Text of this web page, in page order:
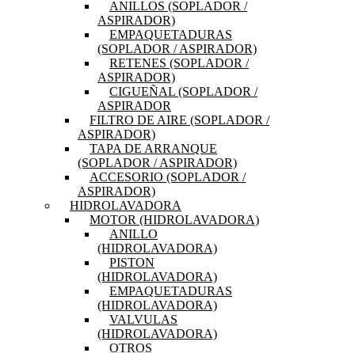
ANILLOS (SOPLADOR /
ASPIRADOR)
EMPAQUETADURAS
(SOPLADOR / ASPIRADOR)
RETENES (SOPLADOR /
ASPIRADOR)
CIGUEÑAL (SOPLADOR /
ASPIRADOR
FILTRO DE AIRE (SOPLADOR /
ASPIRADOR)
TAPA DE ARRANQUE
(SOPLADOR / ASPIRADOR)
ACCESORIO (SOPLADOR /
ASPIRADOR)
HIDROLAVADORA
MOTOR (HIDROLAVADORA)
ANILLO
(HIDROLAVADORA)
PISTON
(HIDROLAVADORA)
EMPAQUETADURAS
(HIDROLAVADORA)
VALVULAS
(HIDROLAVADORA)
OTROS